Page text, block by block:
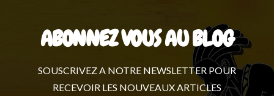
ABONNEZ VOUS AU BLOG
SOUSCRIVEZ A NOTRE NEWSLETTER POUR
RECEVOIR LES NOUVEAUX ARTICLES